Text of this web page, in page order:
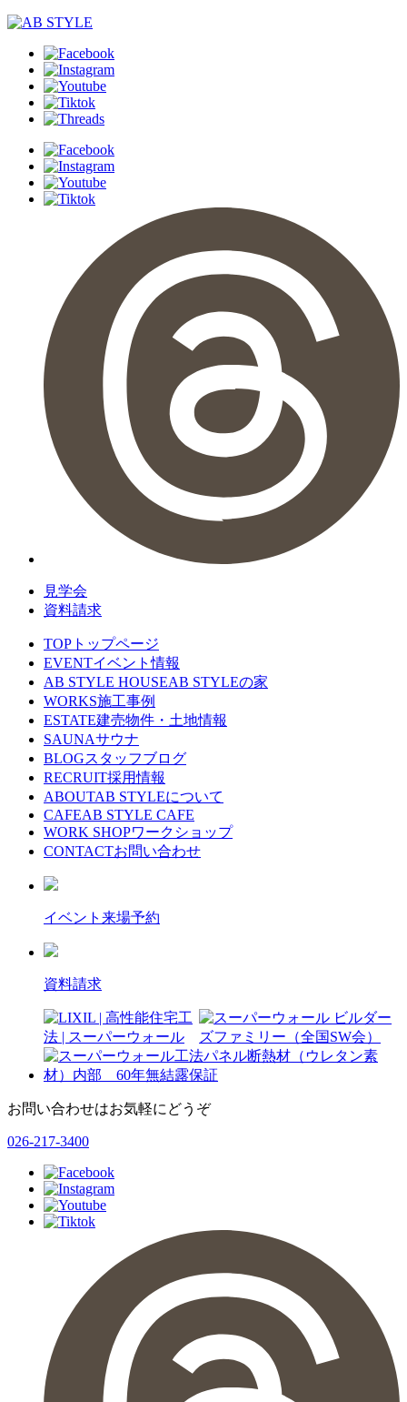
見学会
資料請求
TOP トップページ
EVENTイベント情報
AB STYLE HOUSEAB STYLEの家
WORKS施工事例
ESTATE建売物件・土地情報
SAUNAサウナ
BLOGスタッフブログ
RECRUIT採用情報
ABOUTAB STYLEについて
CAFEAB STYLE CAFE
WORK SHOPワークショップ
CONTACTお問い合わせ
イベント来場予約
資料請求
お問い合わせはお気軽にどうぞ
026-217-3400